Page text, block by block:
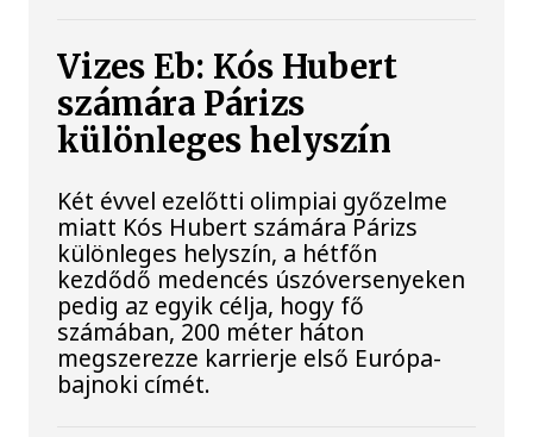
Vizes Eb: Kós Hubert
számára Párizs
különleges helyszín
Két évvel ezelőtti olimpiai győzelme
miatt Kós Hubert számára Párizs
különleges helyszín, a hétfőn
kezdődő medencés úszóversenyeken
pedig az egyik célja, hogy fő
számában, 200 méter háton
megszerezze karrierje első Európa-
bajnoki címét.